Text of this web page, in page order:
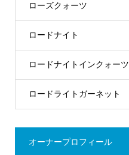
ローズクォーツ
ロードナイト
ロードナイトインクォーツ
ロードライトガーネット
オーナープロフィール